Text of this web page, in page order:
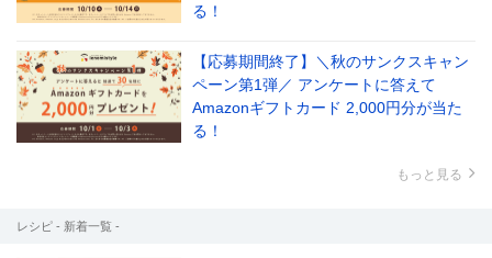
る！
【応募期間終了】＼秋のサンクスキャン
ペーン第1弾／ アンケートに答えて
Amazonギフトカード 2,000円分が当た
る！
もっと見る
レシピ - 新着一覧 -